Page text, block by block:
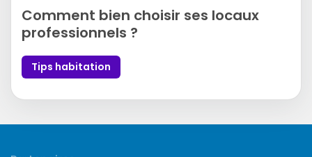
Comment bien choisir ses locaux
professionnels ?
Tips habitation